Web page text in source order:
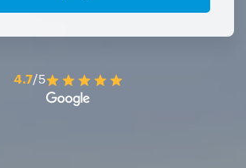
4.7/5